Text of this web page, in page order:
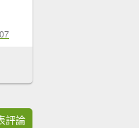
評論